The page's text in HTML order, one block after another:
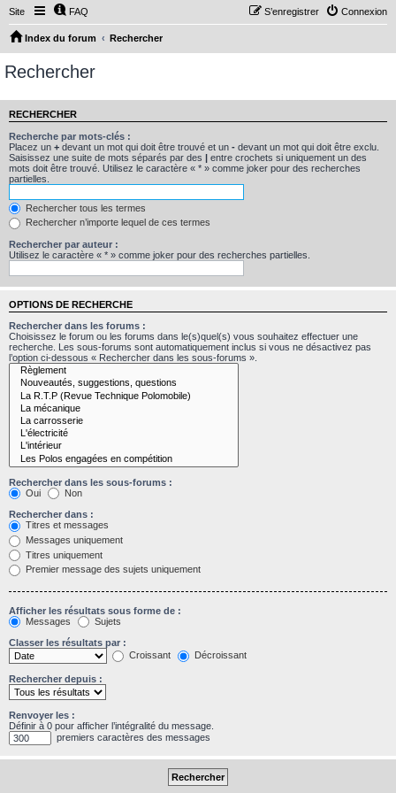
Site FAQ Connexion
S’enregistrer
Index du forum Rechercher
Rechercher
RECHERCHER
Recherche par mots-clés :
Placez un + devant un mot qui doit être trouvé et un - devant un mot qui doit être exclu.
Saisissez une suite de mots séparés par des | entre crochets si uniquement un des
mots doit être trouvé. Utilisez le caractère « * » comme joker pour des recherches
partielles.
Rechercher tous les termes
Rechercher n’importe lequel de ces termes
Rechercher par auteur :
Utilisez le caractère « * » comme joker pour des recherches partielles.
OPTIONS DE RECHERCHE
Rechercher dans les forums :
Choisissez le forum ou les forums dans le(s)quel(s) vous souhaitez effectuer une
recherche. Les sous-forums sont automatiquement inclus si vous ne désactivez pas
l’option ci-dessous « Rechercher dans les sous-forums ».
Rechercher dans les sous-forums :
Oui
Non
Rechercher dans :
Titres et messages
Messages uniquement
Titres uniquement
Premier message des sujets uniquement
Afficher les résultats sous forme de :
Messages
Sujets
Classer les résultats par :
Croissant
Décroissant
Rechercher depuis :
Renvoyer les :
Définir à 0 pour afficher l’intégralité du message.
premiers caractères des messages